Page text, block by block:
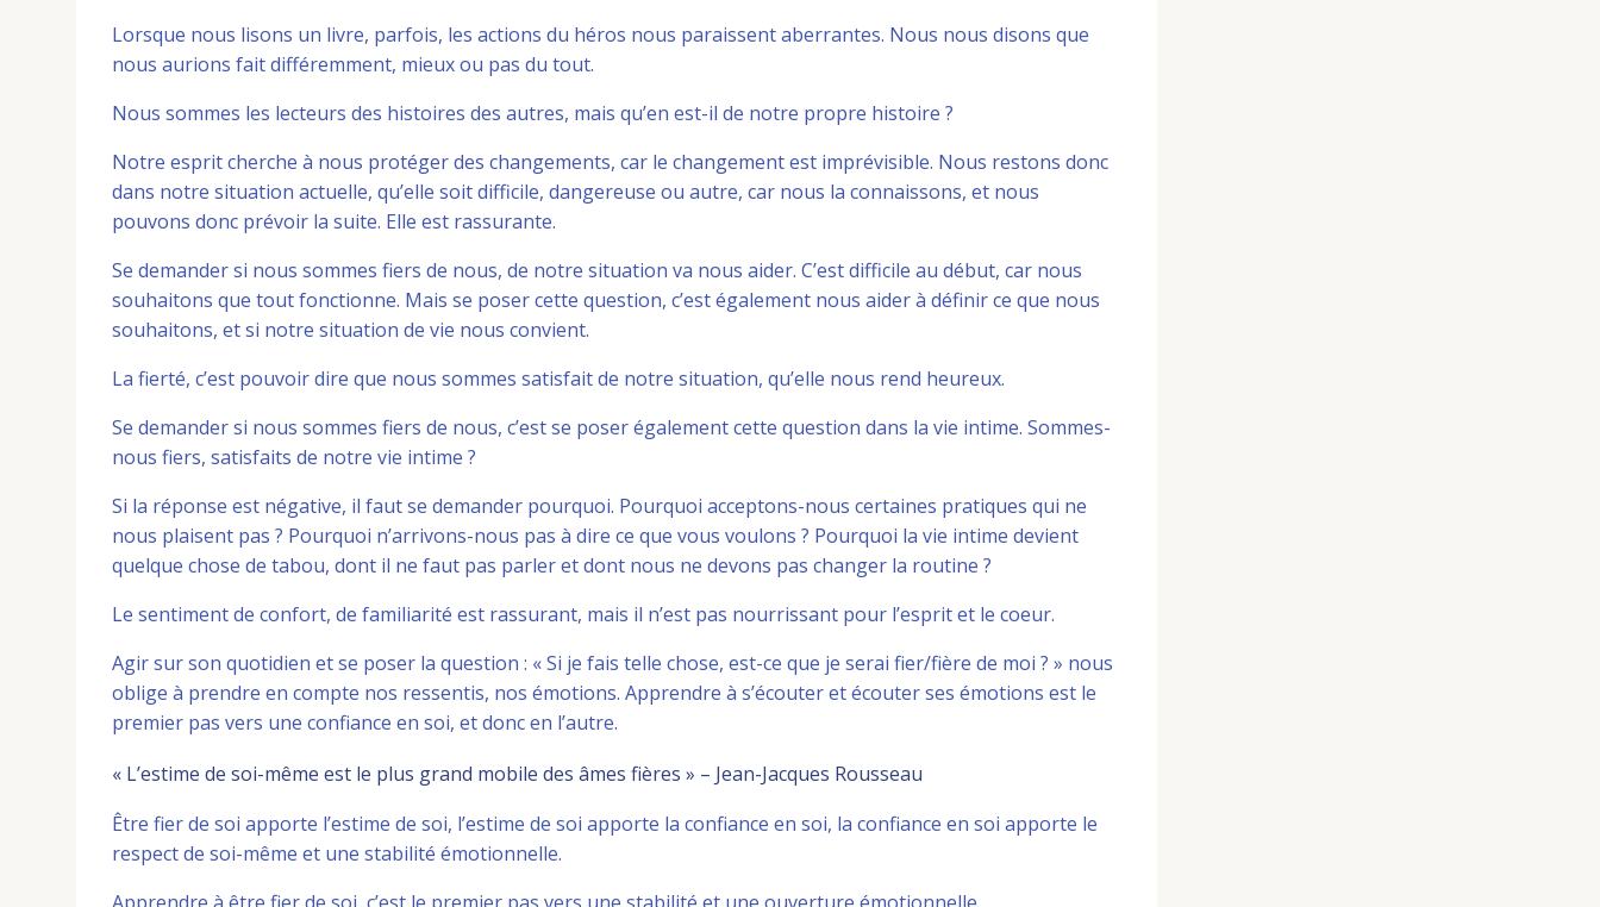
Lorsque nous lisons un livre, parfois, les actions du héros nous paraissent aberrantes. Nous nous disons que
nous aurions fait différemment, mieux ou pas du tout.
Nous sommes les lecteurs des histoires des autres, mais qu’en est-il de notre propre histoire ?
Notre esprit cherche à nous protéger des changements, car le changement est imprévisible. Nous restons donc
dans notre situation actuelle, qu’elle soit difficile, dangereuse ou autre, car nous la connaissons, et nous
pouvons donc prévoir la suite. Elle est rassurante.
Se demander si nous sommes fiers de nous, de notre situation va nous aider. C’est difficile au début, car nous
souhaitons que tout fonctionne. Mais se poser cette question, c’est également nous aider à définir ce que nous
souhaitons, et si notre situation de vie nous convient.
La fierté, c’est pouvoir dire que nous sommes satisfait de notre situation, qu’elle nous rend heureux.
Se demander si nous sommes fiers de nous, c’est se poser également cette question dans la vie intime. Sommes-
nous fiers, satisfaits de notre vie intime ?
Si la réponse est négative, il faut se demander pourquoi. Pourquoi acceptons-nous certaines pratiques qui ne
nous plaisent pas ? Pourquoi n’arrivons-nous pas à dire ce que vous voulons ? Pourquoi la vie intime devient
quelque chose de tabou, dont il ne faut pas parler et dont nous ne devons pas changer la routine ?
Le sentiment de confort, de familiarité est rassurant, mais il n’est pas nourrissant pour l’esprit et le coeur.
Agir sur son quotidien et se poser la question : « Si je fais telle chose, est-ce que je serai fier/fière de moi ? » nous
oblige à prendre en compte nos ressentis, nos émotions. Apprendre à s’écouter et écouter ses émotions est le
premier pas vers une confiance en soi, et donc en l’autre.
« L’estime de soi-même est le plus grand mobile des âmes fières » – Jean-Jacques Rousseau
Être fier de soi apporte l’estime de soi, l’estime de soi apporte la confiance en soi, la confiance en soi apporte le
respect de soi-même et une stabilité émotionnelle.